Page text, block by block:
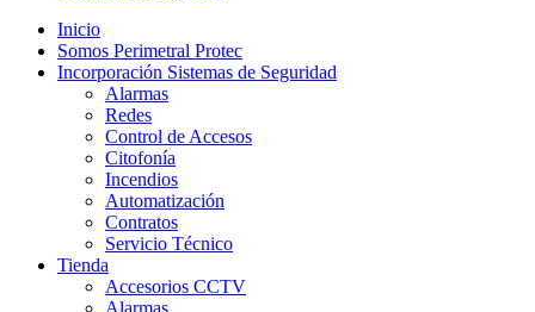
Inicio
Somos Perimetral Protec
Incorporación Sistemas de Seguridad
Alarmas
Redes
Control de Accesos
Citofonía
Incendios
Automatización
Contratos
Servicio Técnico
Tienda
Accesorios CCTV
Alarmas